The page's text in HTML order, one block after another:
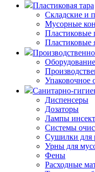
Пластиковая тара
Складские и
Мусорные
Пластиковые
Пластиковые
Упаковочное
Санитарно-
Диспенсеры
Дозаторы
Лампы
Системы
Сушилки для
Урны для
Фены
Расходные